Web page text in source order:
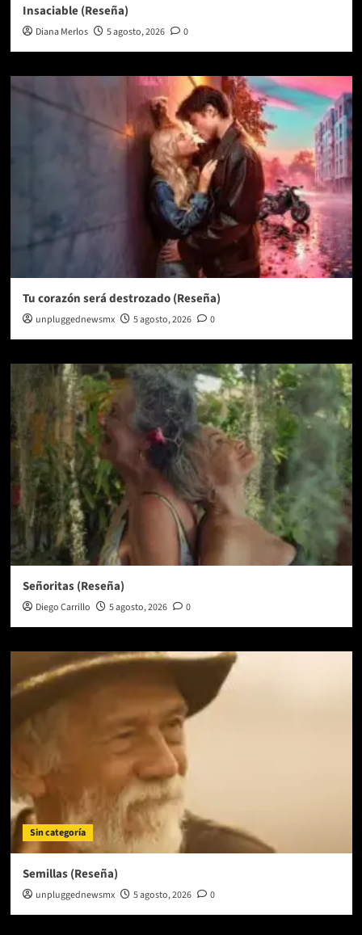
Insaciable (Reseña)
Diana Merlos 5 agosto, 2026 0
Tu corazón será destrozado (Reseña)
unpluggednewsmx 5 agosto, 2026 0
Señoritas (Reseña)
Diego Carrillo 5 agosto, 2026 0
Sin categoría
Semillas (Reseña)
unpluggednewsmx 5 agosto, 2026 0